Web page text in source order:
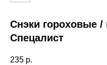
Снэки гороховые
Спецалист
235 р.